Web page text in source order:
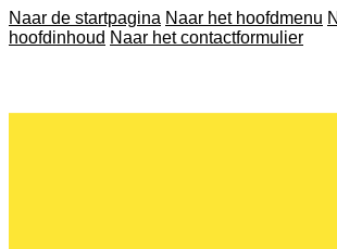
Naar de startpagina Naar het hoofdmenu
hoofdinhoud Naar het contactformulier